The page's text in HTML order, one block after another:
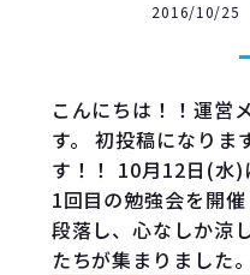
2016/10/25
こんにちは！！運営
す。 初投稿になりま
す！！ 10月12日(水
1回目の勉強会を開
段落し、心なしか涼
たちが集まりました。